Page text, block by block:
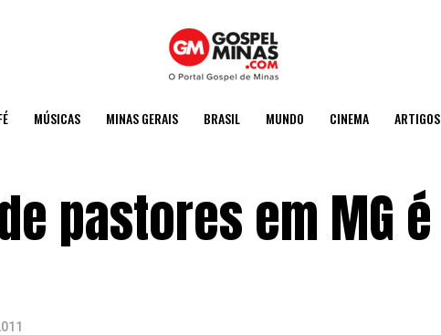
MÚSICAS MINAS GERAIS BRASIL MUNDO CINEMA ARTIGOS
pastores em MG é